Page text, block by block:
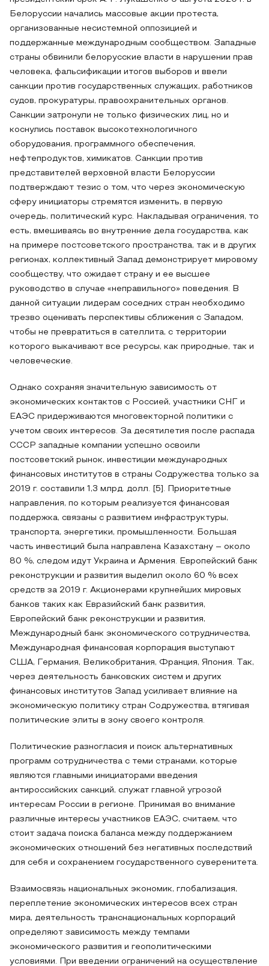
Белоруссии начались массовые акции протеста,
организованные несистемной оппозицией и
поддержанные международным сообществом. Западные
страны обвинили белорусские власти в нарушении прав
человека, фальсификации итогов выборов и ввели
санкции против государственных служащих, работников
судов, прокуратуры, правоохранительных органов.
Санкции затронули не только физических лиц, но и
коснулись поставок высокотехнологичного
оборудования, программного обеспечения,
нефтепродуктов, химикатов. Санкции против
представителей верховной власти Белоруссии
подтверждают тезис о том, что через экономическую
сферу инициаторы стремятся изменить, в первую
очередь, политический курс. Накладывая ограничения, то
есть, вмешиваясь во внутренние дела государства, как
на примере постсоветского пространства, так и в других
регионах, коллективный Запад демонстрирует мировому
сообществу, что ожидает страну и ее высшее
руководство в случае «неправильного» поведения. В
данной ситуации лидерам соседних стран необходимо
трезво оценивать перспективы сближения с Западом,
чтобы не превратиться в сателлита, с территории
которого выкачивают все ресурсы, как природные, так и
человеческие.
Однако сохраняя значительную зависимость от
экономических контактов с Россией, участники СНГ и
ЕАЭС придерживаются многовекторной политики с
учетом своих интересов. За десятилетия после распада
СССР западные компании успешно освоили
постсоветский рынок, инвестиции международных
финансовых институтов в страны Содружества только за
2019 г. составили 1,3 млрд. долл. [5]. Приоритетные
направления, по которым реализуется финансовая
поддержка, связаны с развитием инфраструктуры,
транспорта, энергетики, промышленности. Большая
часть инвестиций была направлена Казахстану – около
80 %, следом идут Украина и Армения. Европейский банк
реконструкции и развития выделил около 60 % всех
средств за 2019 г. Акционерами крупнейших мировых
банков таких как Евразийский банк развития,
Европейский банк реконструкции и развития,
Международный банк экономического сотрудничества,
Международная финансовая корпорация выступают
США, Германия, Великобритания, Франция, Япония. Так,
через деятельность банковских систем и других
финансовых институтов Запад усиливает влияние на
экономическую политику стран Содружества, втягивая
политические элиты в зону своего контроля.
Политические разногласия и поиск альтернативных
программ сотрудничества с теми странами, которые
являются главными инициаторами введения
антироссийских санкций, служат главной угрозой
интересам России в регионе. Принимая во внимание
различные интересы участников ЕАЭС, считаем, что
стоит задача поиска баланса между поддержанием
экономических отношений без негативных последствий
для себя и сохранением государственного суверенитета.
Взаимосвязь национальных экономик, глобализация,
переплетение экономических интересов всех стран
мира, деятельность транснациональных корпораций
определяют зависимость между темпами
экономического развития и геополитическими
условиями. При введении ограничений на осуществление